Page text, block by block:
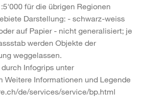
für die übrigen Regionen
Darstellung: - schwarz-weiss
auf Papier - nicht generalisiert; je
werden Objekte der
weggelassen.
Infogrips unter
Weitere Informationen und Legende
de/services/service/bp.html